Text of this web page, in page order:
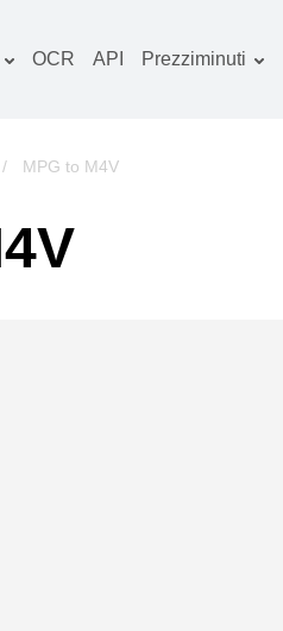
convertitore
OCR API Prezziminuti
/ MPG to M4V